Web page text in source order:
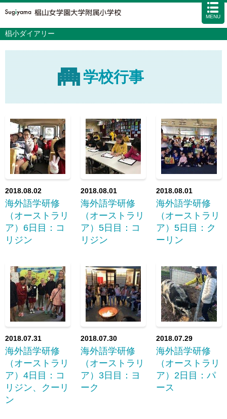
MENU
学校案内 カリキュラム
入試情報 学校生活
施設・設備
アクセス 資料請求 お問い合わせ サイトマップ
椙小ダイアリー
学校行事
2018.08.02
海外語学研修
（オーストラリ
ア）6日目：コ
リジン
2018.08.01
海外語学研修
（オーストラリ
ア）5日目：コ
リジン
2018.08.01
海外語学研修
（オーストラリ
ア）5日目：ク
ーリン
2018.07.31
海外語学研修
（オーストラリ
ア）4日目：コ
リジン、クーリ
ン
2018.07.30
海外語学研修
（オーストラリ
ア）3日目：ヨ
ーク
2018.07.29
海外語学研修
（オーストラリ
ア）2日目：パ
ース